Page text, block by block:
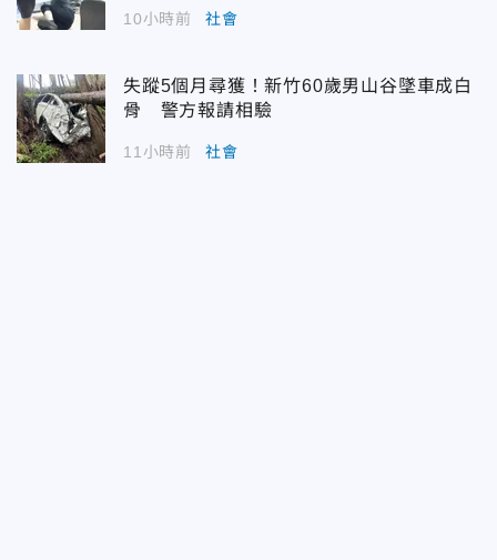
10小時前 社會
失蹤5個月尋獲！新竹60歲男山谷墜車成白
骨 警方報請相驗
11小時前 社會